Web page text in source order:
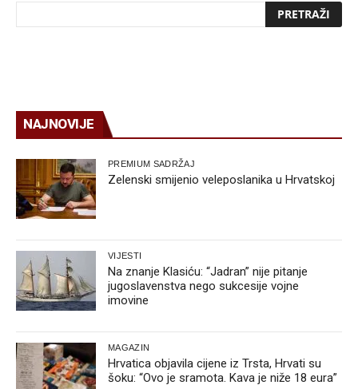
NAJNOVIJE
PREMIUM SADRŽAJ
Zelenski smijenio veleposlanika u Hrvatskoj
VIJESTI
Na znanje Klasiću: “Jadran” nije pitanje
jugoslavenstva nego sukcesije vojne
imovine
MAGAZIN
Hrvatica objavila cijene iz Trsta, Hrvati su
šoku: “Ovo je sramota. Kava je niže 18 eura”